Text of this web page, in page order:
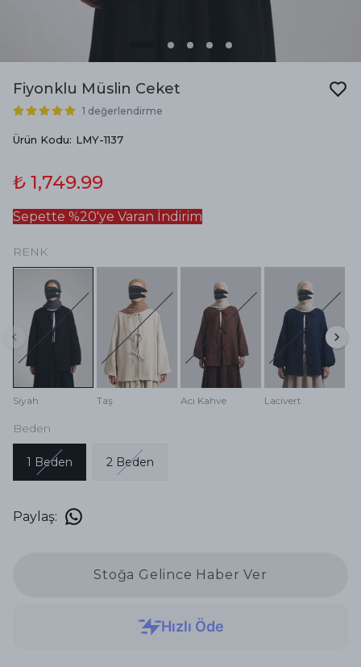
Fiyonklu Müslin Ceket
1 değerlendirme
Ürün Kodu: LMY-1137
₺ 1,749.99
Sepette %20'ye Varan İndirim
RENK
Siyah Taş Acı Kahve Lacivert
Beden
1 Beden 2 Beden
Paylaş:
Stoğa Gelince Haber Ver